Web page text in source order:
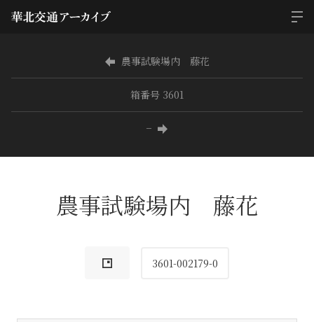
農事試験場内 藤花
箱番号 3601
−
農事試験場内 藤花
3601-002179-0